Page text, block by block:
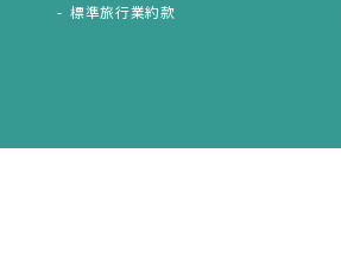
標準旅行業約款